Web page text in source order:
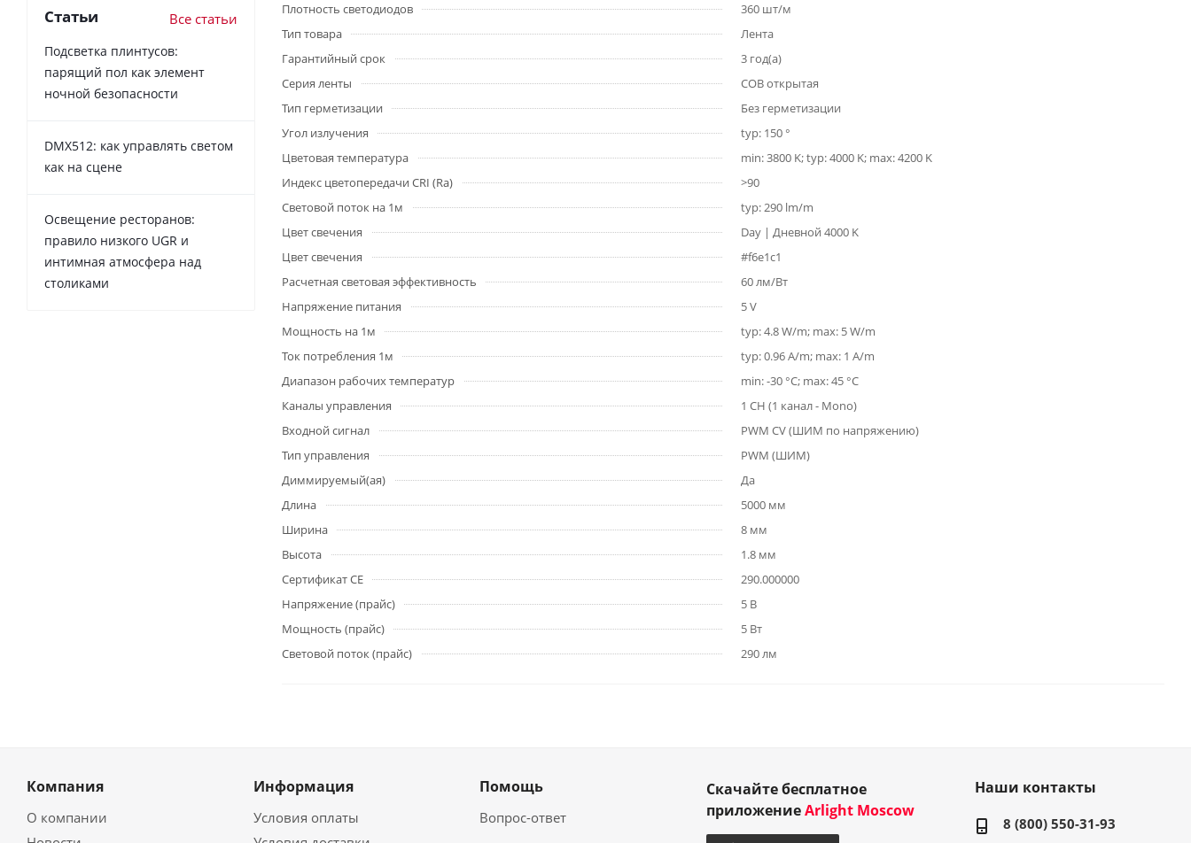
Плотность светодиодов
360 шт/м
Тип товара
Лента
Гарантийный срок
3 год(а)
Серия ленты
COB открытая
Тип герметизации
Без герметизации
Угол излучения
typ: 150 °
Цветовая температура
min: 3800 K; typ: 4000 K; max: 4200 K
Индекс цветопередачи CRI (Ra)
>90
Световой поток на 1м
typ: 290 lm/m
Цвет свечения
Day | Дневной 4000 K
Цвет свечения
#f6e1c1
Расчетная световая эффективность
60 лм/Вт
Напряжение питания
5 V
Мощность на 1м
typ: 4.8 W/m; max: 5 W/m
Ток потребления 1м
typ: 0.96 A/m; max: 1 A/m
Диапазон рабочих температур
min: -30 °C; max: 45 °C
Каналы управления
1 CH (1 канал - Mono)
Входной сигнал
PWM СV (ШИМ по напряжению)
Тип управления
PWM (ШИМ)
Диммируемый(ая)
Да
Длина
5000 мм
Ширина
8 мм
Высота
1.8 мм
Сертификат CE
290.000000
Напряжение (прайс)
5 В
Мощность (прайс)
5 Вт
Световой поток (прайс)
290 лм
Статьи Все статьи
Подсветка плинтусов:
парящий пол как элемент
ночной безопасности
DMX512: как управлять светом
как на сцене
Освещение ресторанов:
правило низкого UGR и
интимная атмосфера над
столиками
Компания
О компании
Информация
Условия оплаты
Помощь
Вопрос-ответ
Скачайте бесплатное
приложениеArlight Moscow
Наши контакты
8 (800) 550-31-93